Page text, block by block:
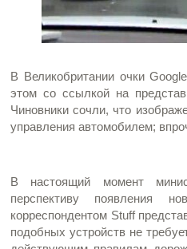
В Великобритании очки
этом со ссылкой на
Чиновники сочли, что
управления автомобилем;
В настоящий момент
перспективу появления
корреспондентом Stuff
подобных устройств не